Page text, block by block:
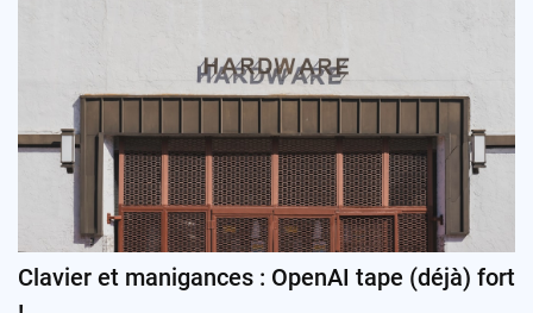
Clavier et manigances : OpenAI tape (déjà) fort